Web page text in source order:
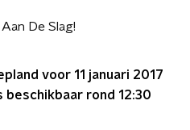
Aan De Slag!
voor 11 januari 2017
beschikbaar rond 12:30